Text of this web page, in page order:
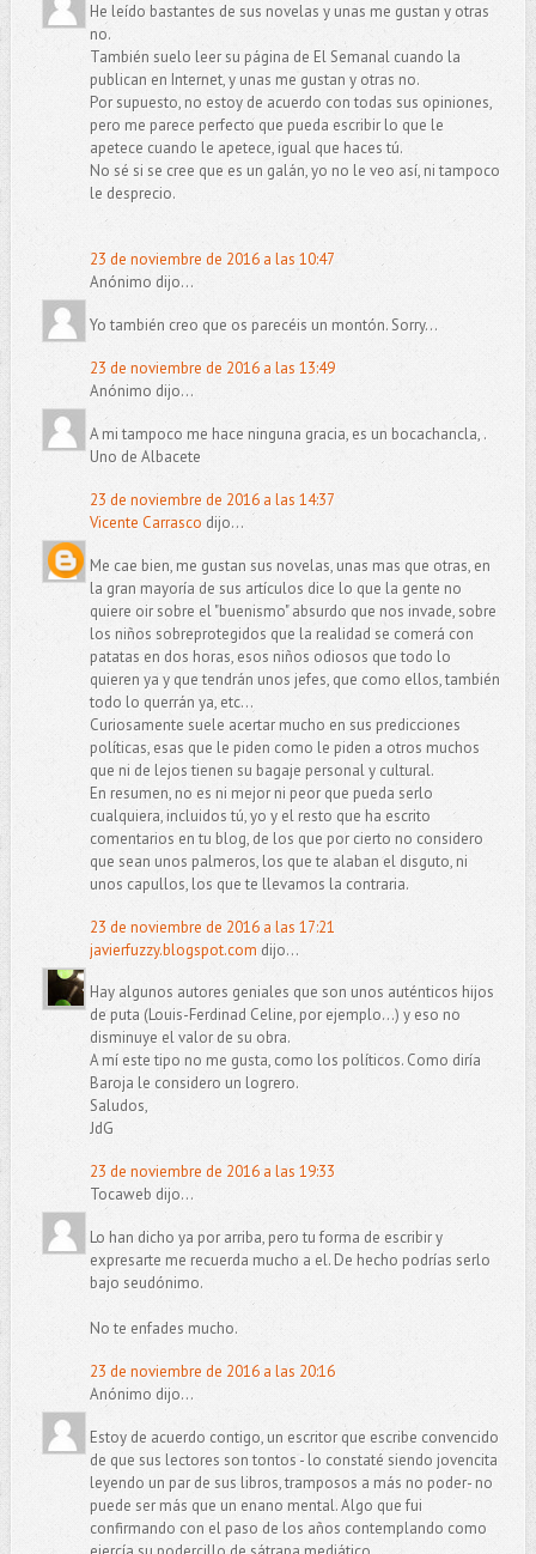
He leído bastantes de sus novelas y unas me gustan y otras
no.
También suelo leer su página de El Semanal cuando la
publican en Internet, y unas me gustan y otras no.
Por supuesto, no estoy de acuerdo con todas sus opiniones,
pero me parece perfecto que pueda escribir lo que le
apetece cuando le apetece, igual que haces tú.
No sé si se cree que es un galán, yo no le veo así, ni tampoco
le desprecio.
23 de noviembre de 2016 a las 10:47
Anónimo dijo...
Yo también creo que os parecéis un montón. Sorry...
23 de noviembre de 2016 a las 13:49
Anónimo dijo...
A mi tampoco me hace ninguna gracia, es un bocachancla, .
Uno de Albacete
23 de noviembre de 2016 a las 14:37
Vicente Carrasco dijo...
Me cae bien, me gustan sus novelas, unas mas que otras, en
la gran mayoría de sus artículos dice lo que la gente no
quiere oir sobre el "buenismo" absurdo que nos invade, sobre
los niños sobreprotegidos que la realidad se comerá con
patatas en dos horas, esos niños odiosos que todo lo
quieren ya y que tendrán unos jefes, que como ellos, también
todo lo querrán ya, etc...
Curiosamente suele acertar mucho en sus predicciones
políticas, esas que le piden como le piden a otros muchos
que ni de lejos tienen su bagaje personal y cultural.
En resumen, no es ni mejor ni peor que pueda serlo
cualquiera, incluidos tú, yo y el resto que ha escrito
comentarios en tu blog, de los que por cierto no considero
que sean unos palmeros, los que te alaban el disguto, ni
unos capullos, los que te llevamos la contraria.
23 de noviembre de 2016 a las 17:21
javierfuzzy.blogspot.com dijo...
Hay algunos autores geniales que son unos auténticos hijos
de puta (Louis-Ferdinad Celine, por ejemplo...) y eso no
disminuye el valor de su obra.
A mí este tipo no me gusta, como los políticos. Como diría
Baroja le considero un logrero.
Saludos,
JdG
23 de noviembre de 2016 a las 19:33
Tocaweb dijo...
Lo han dicho ya por arriba, pero tu forma de escribir y
expresarte me recuerda mucho a el. De hecho podrías serlo
bajo seudónimo.
No te enfades mucho.
23 de noviembre de 2016 a las 20:16
Anónimo dijo...
Estoy de acuerdo contigo, un escritor que escribe convencido
de que sus lectores son tontos - lo constaté siendo jovencita
leyendo un par de sus libros, tramposos a más no poder- no
puede ser más que un enano mental. Algo que fui
confirmando con el paso de los años contemplando como